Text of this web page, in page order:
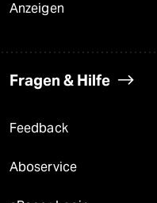
Anzeigen
Fragen & Hilfe
Feedback
Aboservice